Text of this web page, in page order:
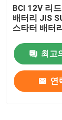
산 휴식 배
산 트랙션
이중 목적
BCI 12V 리
배터리 JIS
스타터 배터리
최고
연